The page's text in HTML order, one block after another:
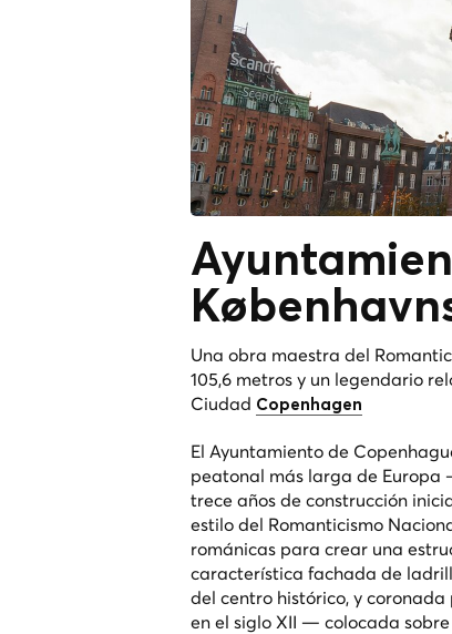
Una obra maestra del
105,6 metros y un legendario
Ciudad Copenhagen
El Ayuntamiento de
peatonal más larga de Europa
trece años de construcción
estilo del Romanticismo
románicas para crear una
característica fachada de
del centro histórico, y
en el siglo XII — colocada